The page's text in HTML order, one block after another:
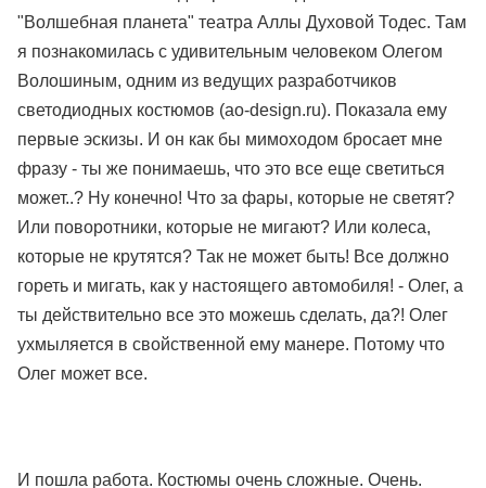
"Волшебная планета" театра Аллы Духовой Тодес. Там
я познакомилась с удивительным человеком Олегом
Волошиным, одним из ведущих разработчиков
светодиодных костюмов (ao-design.ru). Показала ему
первые эскизы. И он как бы мимоходом бросает мне
фразу - ты же понимаешь, что это все еще светиться
может..? Ну конечно! Что за фары, которые не светят?
Или поворотники, которые не мигают? Или колеса,
которые не крутятся? Так не может быть! Все должно
гореть и мигать, как у настоящего автомобиля! - Олег, а
ты действительно все это можешь сделать, да?! Олег
ухмыляется в свойственной ему манере. Потому что
Олег может все.
И пошла работа. Костюмы очень сложные. Очень.